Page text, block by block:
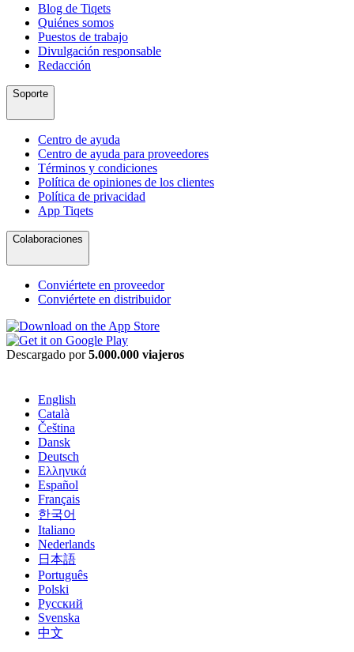
Blog de Tiqets
Quiénes somos
Puestos de trabajo
Divulgación responsable
Redacción
Soporte
Centro de ayuda
Centro de ayuda para proveedores
Términos y condiciones
Política de opiniones de los clientes
Política de privacidad
App Tiqets
Colaboraciones
Conviértete en proveedor
Conviértete en distribuidor
Descargado por5.000.000 viajeros
English
Català
Čeština
Dansk
Deutsch
Ελληνικά
Español
Français
한국어
Italiano
Nederlands
日本語
Português
Polski
Русский
Svenska
中文